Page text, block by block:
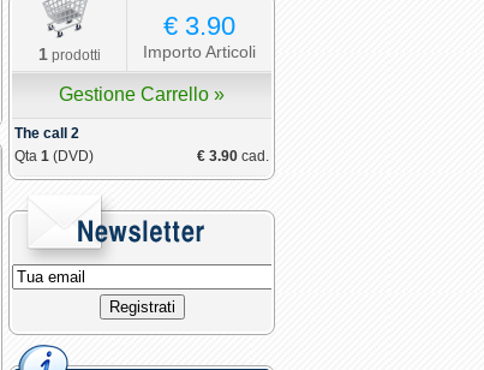
1prodotti
€ 3.90
Importo Articoli
Gestione Carrello »
The call 2
Qta 1 (DVD) € 3.90 cad.